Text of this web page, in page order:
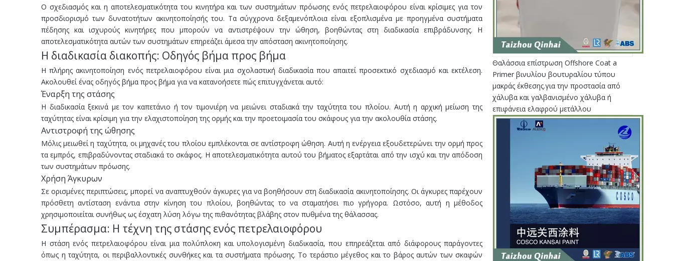
Ο σχεδιασμός και η αποτελεσματικότητα του κινητήρα και των συστημάτων πρόωσης ενός πετρελαιοφόρου είναι κρίσιμες για τον
προσδιορισμό των δυνατοτήτων ακινητοποίησής του. Τα σύγχρονα δεξαμενόπλοια είναι εξοπλισμένα με προηγμένα συστήματα
πέδησης και ισχυρούς κινητήρες που μπορούν να αντιστρέψουν την ώθηση, βοηθώντας στη διαδικασία επιβράδυνσης. Η
αποτελεσματικότητα αυτών των συστημάτων επηρεάζει άμεσα την απόσταση ακινητοποίησης.
Η διαδικασία διακοπής: Οδηγός βήμα προς βήμα
Η πλήρης ακινητοποίηση ενός πετρελαιοφόρου είναι μια σχολαστική διαδικασία που απαιτεί προσεκτικό σχεδιασμό και εκτέλεση.
Ακολουθεί ένας οδηγός βήμα προς βήμα για να κατανοήσετε πώς επιτυγχάνεται αυτό:
Έναρξη της στάσης
Η διαδικασία ξεκινά με τον καπετάνιο ή τον τιμονιέρη να μειώνει σταδιακά την ταχύτητα του πλοίου. Αυτή η αρχική μείωση της
ταχύτητας είναι κρίσιμη για την ελαχιστοποίηση της ορμής και την προετοιμασία του σκάφους για την ακολουθία στάσης.
Αντιστροφή της ώθησης
Μόλις μειωθεί η ταχύτητα, οι μηχανές του πλοίου εμπλέκονται σε αντίστροφη ώθηση. Αυτή η ενέργεια εξουδετερώνει την ορμή προς
τα εμπρός, επιβραδύνοντας σταδιακά το σκάφος. Η αποτελεσματικότητα αυτού του βήματος εξαρτάται από την ισχύ και την απόδοση
των συστημάτων πρόωσης.
Χρήση Άγκυρων
Σε ορισμένες περιπτώσεις, μπορεί να αναπτυχθούν άγκυρες για να βοηθήσουν στη διαδικασία ακινητοποίησης. Οι άγκυρες παρέχουν
πρόσθετη αντίσταση ενάντια στην κίνηση του πλοίου, βοηθώντας το να σταματήσει πιο γρήγορα. Ωστόσο, αυτή η μέθοδος
χρησιμοποιείται συνήθως ως έσχατη λύση λόγω της πιθανότητας βλάβης στον πυθμένα της θάλασσας.
Συμπέρασμα: Η τέχνη της στάσης ενός πετρελαιοφόρου
Η στάση ενός πετρελαιοφόρου είναι μια πολύπλοκη και υπολογισμένη διαδικασία, που επηρεάζεται από διάφορους παράγοντες
όπως η ταχύτητα, οι περιβαλλοντικές συνθήκες και τα συστήματα πρόωσης. Το τεράστιο μέγεθος και το βάρος αυτών των σκαφών
Θαλάσσια επίστρωση Offshore Coat a
Primer βινυλίου βουτυραλίου τύπου
μακράς έκθεσης.για την προστασία από
χάλυβα και γαλβανισμένο χάλυβα ή
επιφάνεια ελαφρού μετάλλου